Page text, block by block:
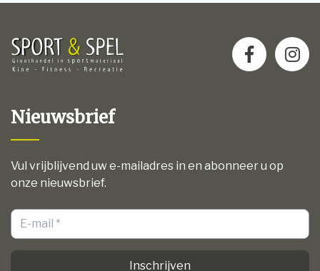
Nieuwsbrief
Vul vrijblijvend uw e-mailadres in en abonneer u op
onze nieuwsbrief.
Inschrijven